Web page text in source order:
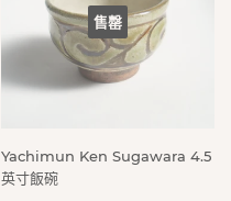
售罄
Yachimun Ken Sugawara 4.5
英寸飯碗